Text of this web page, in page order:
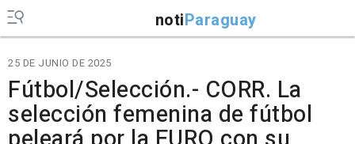
notiParaguay
25 DE JUNIO DE 2025
Fútbol/Selección.- CORR. La
selección femenina de fútbol